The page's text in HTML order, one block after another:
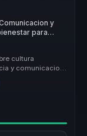
y
para
cultura
y comunicacion